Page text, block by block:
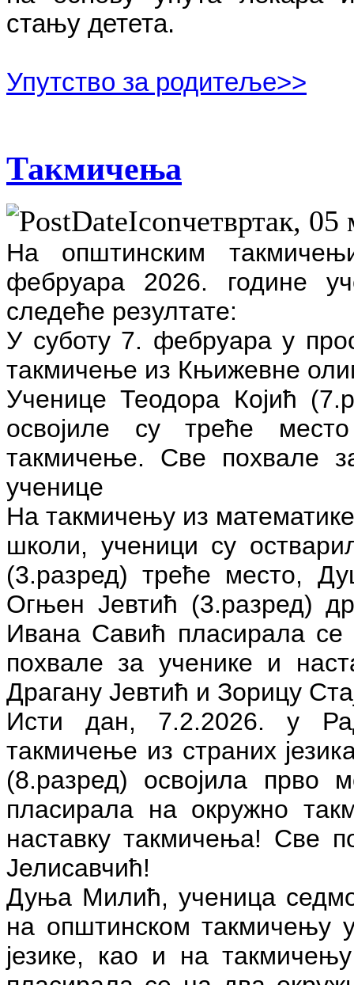
стању детета.
Упутство за родитеље>>
Такмичења
четвртак,
На општинским
фебруара 2026. године
следеће резултате:
У суботу 7. фебруара у
такмичење из Књижевне
Ученице Теодора Којић
освојиле су треће
такмичење. Све похвале
ученице
На такмичењу из
школи, ученици су
(3.разред) треће место,
Огњен Јевтић (3.разред)
Ивана Савић пласирала
похвале за ученике и
Драгану Јевтић и Зорицу
Исти дан, 7.2.2026. у
такмичење из страних
(8.разред) освојила прво
пласирала на окружно
наставку такмичења! Све
Јелисавчић!
Дуња Милић, ученица
на општинском такмичењу
језике, као и на